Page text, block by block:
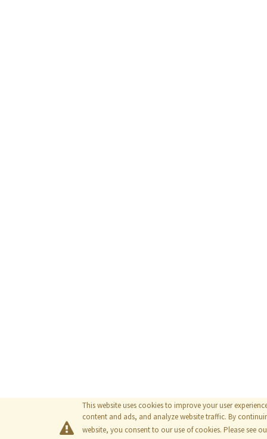
This website uses cookies to improve your user
content and ads, and analyze website traffic. By
website, you consent to our use of cookies. Please see